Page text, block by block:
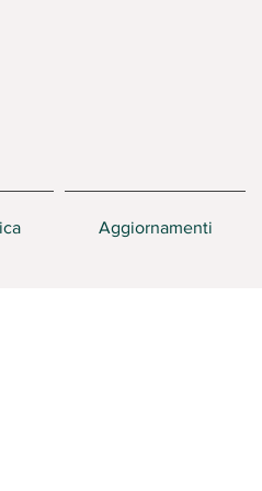
Aggiornamenti